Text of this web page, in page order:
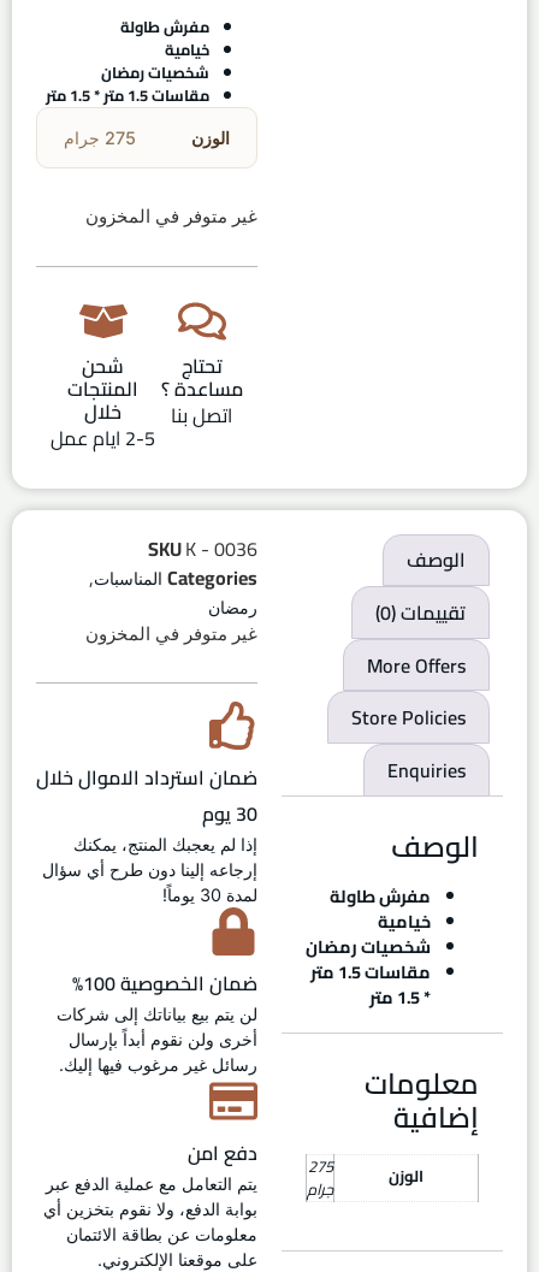
مفرش طاولة
خيامية
شخصيات رمضان
مقاسات 1.5 متر * 1.5 متر
الوزن 275 جرام
غير متوفر في المخزون
تحتاج
مساعدة ؟
اتصل بنا
شحن
المنتجات
خلال
2-5 ايام عمل
الوصف
تقييمات (0)
More Offers
Store Policies
Enquiries
الوصف
مفرش طاولة
خيامية
شخصيات رمضان
مقاسات 1.5 متر
* 1.5 متر
معلومات
إضافية
الوزن 275
جرام
SKUK - 0036
Categories المناسبات,
رمضان
غير متوفر في المخزون
ضمان استرداد الاموال خلال
30 يوم
إذا لم يعجبك المنتج، يمكنك
إرجاعه إلينا دون طرح أي سؤال
لمدة 30 يوماً!
ضمان الخصوصية 100%
لن يتم بيع بياناتك إلى شركات
أخرى ولن نقوم أبداً بإرسال
رسائل غير مرغوب فيها إليك.
دفع امن
يتم التعامل مع عملية الدفع عبر
بوابة الدفع، ولا نقوم بتخزين أي
معلومات عن بطاقة الائتمان
على موقعنا الإلكتروني.